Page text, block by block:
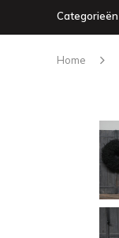
Categorieën
Home